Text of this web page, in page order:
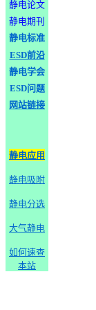
静电论文
静电期刊
静电标准
ESD前沿
静电学会
ESD问题
网站链接
静电应用
静电吸附
静电分选
大气静电
如何速查
本站